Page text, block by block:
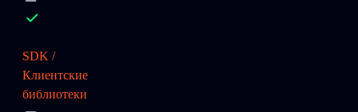
SDK /
Клиентские
библиотеки